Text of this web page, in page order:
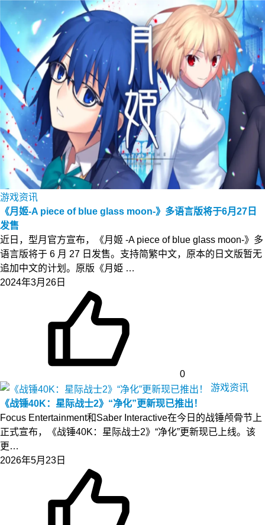
游戏资讯
《月姬-A piece of blue glass moon-》多语言版将于6月27日
发售
近日，型月官方宣布，《月姬 -A piece of blue glass moon-》多
语言版将于 6 月 27 日发售。支持简繁中文，原本的日文版暂无
追加中文的计划。原版《月姫 …
2024年3月26日
0
游戏资讯
《战锤40K：星际战士2》“净化”更新现已推出！
Focus Entertainment和Saber Interactive在今日的战锤颅骨节上
正式宣布，《战锤40K：星际战士2》“净化”更新现已上线。该
更…
2026年5月23日